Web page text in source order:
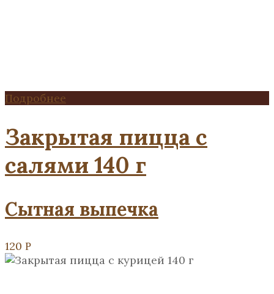
Подробнее
Закрытая пицца с
салями 140 г
Сытная выпечка
120 Р